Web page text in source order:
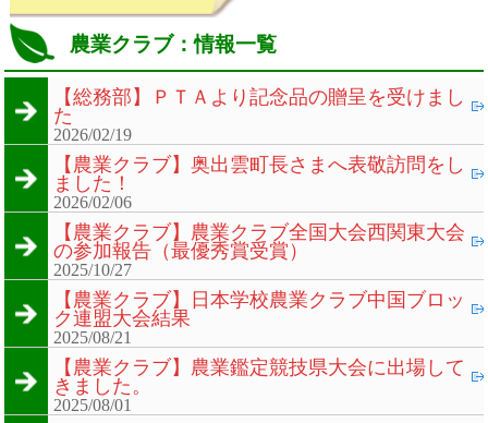
農業クラブ：情報一覧
【総務部】ＰＴＡより記念品の贈呈を受けまし
た
2026/02/19
【農業クラブ】奥出雲町長さまへ表敬訪問をし
ました！
2026/02/06
【農業クラブ】農業クラブ全国大会西関東大会
の参加報告（最優秀賞受賞）
2025/10/27
【農業クラブ】日本学校農業クラブ中国ブロッ
ク連盟大会結果
2025/08/21
【農業クラブ】農業鑑定競技県大会に出場して
きました。
2025/08/01